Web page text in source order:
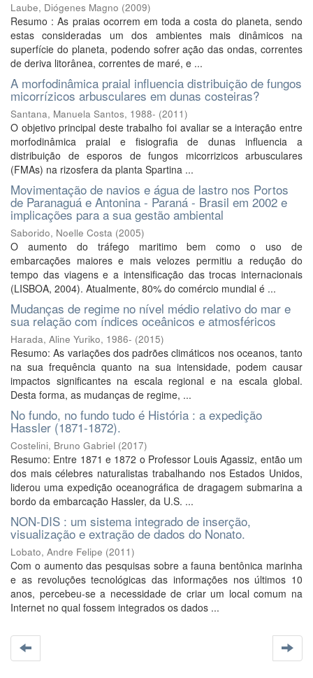
Laube, Diógenes Magno (2009)
Resumo : As praias ocorrem em toda a costa do planeta, sendo
estas consideradas um dos ambientes mais dinâmicos na
superfície do planeta, podendo sofrer ação das ondas, correntes
de deriva litorânea, correntes de maré, e ...
A morfodinâmica praial influencia distribuição de fungos
micorrízicos arbusculares em dunas costeiras?
Santana, Manuela Santos, 1988- (2011)
O objetivo principal deste trabalho foi avaliar se a interação entre
morfodinâmica praial e fisiografia de dunas influencia a
distribuição de esporos de fungos micorrizicos arbusculares
(FMAs) na rizosfera da planta Spartina ...
Movimentação de navios e água de lastro nos Portos
de Paranaguá e Antonina - Paraná - Brasil em 2002 e
implicações para a sua gestão ambiental
Saborido, Noelle Costa (2005)
O aumento do tráfego maritimo bem como o uso de
embarcações maiores e mais velozes permitiu a redução do
tempo das viagens e a intensificação das trocas internacionais
(LISBOA, 2004). Atualmente, 80% do comércio mundial é ...
Mudanças de regime no nível médio relativo do mar e
sua relação com índices oceânicos e atmosféricos
Harada, Aline Yuriko, 1986- (2015)
Resumo: As variações dos padrões climáticos nos oceanos, tanto
na sua frequência quanto na sua intensidade, podem causar
impactos significantes na escala regional e na escala global.
Desta forma, as mudanças de regime, ...
No fundo, no fundo tudo é História : a expedição
Hassler (1871-1872).
Costelini, Bruno Gabriel (2017)
Resumo: Entre 1871 e 1872 o Professor Louis Agassiz, então um
dos mais célebres naturalistas trabalhando nos Estados Unidos,
liderou uma expedição oceanográfica de dragagem submarina a
bordo da embarcação Hassler, da U.S. ...
NON-DIS : um sistema integrado de inserção,
visualização e extração de dados do Nonato.
Lobato, Andre Felipe (2011)
Com o aumento das pesquisas sobre a fauna bentônica marinha
e as revoluções tecnológicas das informações nos últimos 10
anos, percebeu-se a necessidade de criar um local comum na
Internet no qual fossem integrados os dados ...